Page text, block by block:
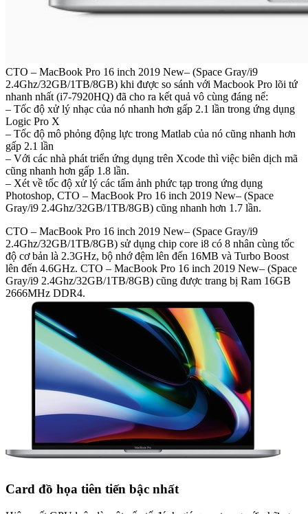
CTO – MacBook Pro 16 inch 2019 New– (Space Gray/i9
2.4Ghz/32GB/1TB/8GB) khi được so sánh với Macbook Pro lõi tứ
nhanh nhất (i7-7920HQ) đã cho ra kết quả vô cùng đáng nể:
– Tốc độ xử lý nhạc của nó nhanh hơn gấp 2.1 lần trong ứng dụng
Logic Pro X
– Tốc độ mô phỏng động lực trong Matlab của nó cũng nhanh hơn
gấp 2.1 lần
– Với các nhà phát triển ứng dụng trên Xcode thì việc biên dịch mã
cũng nhanh hơn gấp 1.8 lần.
– Xét về tốc độ xử lý các tấm ảnh phức tạp trong ứng dụng
Photoshop, CTO – MacBook Pro 16 inch 2019 New– (Space
Gray/i9 2.4Ghz/32GB/1TB/8GB) cũng nhanh hơn 1.7 lần.
CTO – MacBook Pro 16 inch 2019 New– (Space Gray/i9
2.4Ghz/32GB/1TB/8GB) sử dụng chip core i8 có 8 nhân cùng tốc
độ cơ bản là 2.3GHz, bộ nhớ đệm lên đến 16MB và Turbo Boost
lên đến 4.6GHz. CTO – MacBook Pro 16 inch 2019 New– (Space
Gray/i9 2.4Ghz/32GB/1TB/8GB) cũng được trang bị Ram 16GB
2666MHz DDR4.
Card đồ họa tiên tiến bậc nhất